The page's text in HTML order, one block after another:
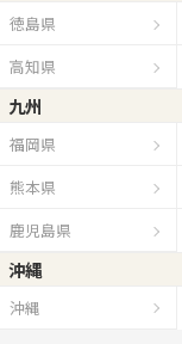
徳島県
高知県
九州
福岡県
熊本県
鹿児島県
沖縄
沖縄